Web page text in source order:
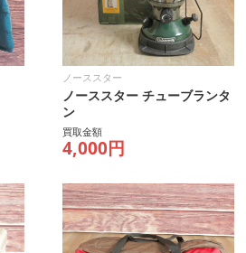
ノーススター
ノーススター チューブランタ
ン
買取金額
4,000円